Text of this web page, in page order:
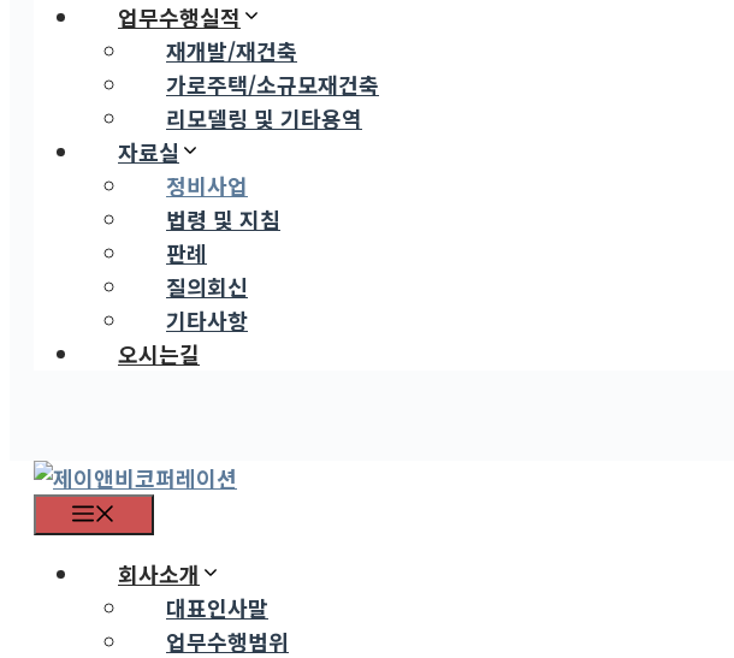
업무수행실적
재개발/재건축
가로주택/소규모재건축
리모델링 및 기타용역
자료실
정비사업
법령 및 지침
판례
질의회신
기타사항
오시는길
회사소개
대표인사말
업무수행범위